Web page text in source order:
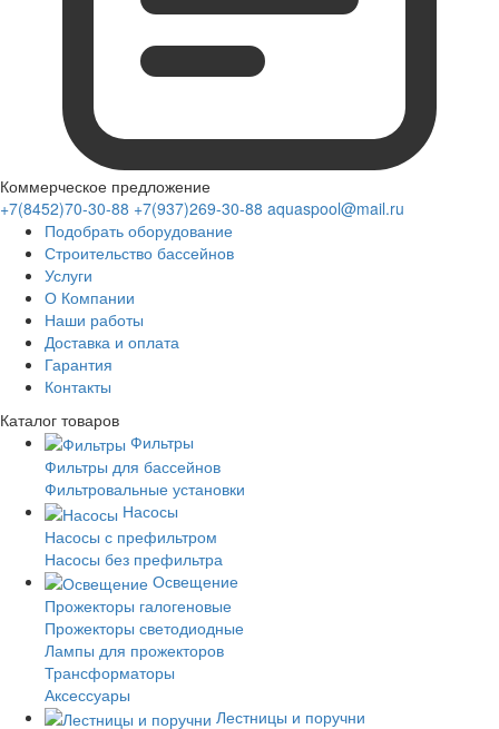
Коммерческое предложение
+7(8452)70-30-88 +7(937)269-30-88 aquaspool@mail.ru
Подобрать оборудование
Строительство бассейнов
Услуги
О Компании
Наши работы
Доставка и оплата
Гарантия
Контакты
Каталог товаров
Фильтры
Фильтры для бассейнов
Фильтровальные установки
Насосы
Насосы с префильтром
Насосы без префильтра
Освещение
Прожекторы галогеновые
Прожекторы светодиодные
Лампы для прожекторов
Трансформаторы
Аксессуары
Лестницы и поручни